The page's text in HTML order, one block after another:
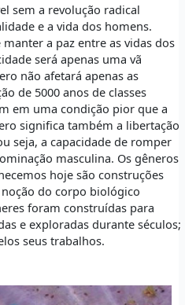
sem a revolução radical
e a vida dos homens.
a paz entre as vidas dos
será apenas uma vã
não afetará apenas as
de 5000 anos de classes
em uma condição pior que a
significa também a libertação
seja, a capacidade de romper
masculina. Os gêneros
hoje são construções
do corpo biológico
foram construídas para
e exploradas durante séculos;
seus trabalhos.